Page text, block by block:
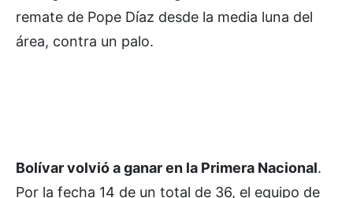
remate de Pope Díaz desde la media luna del
área, contra un palo.
Bolívar volvió a ganar en la Primera Nacional.
Por la fecha 14 de un total de 36, el equipo de